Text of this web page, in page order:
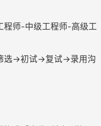
程师-中级工程师-高级工
选→初试→复试→录用沟